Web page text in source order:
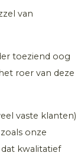
van
toeziend oog
roer van deze
vaste klanten)
onze
kwalitatief